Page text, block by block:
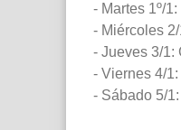
- Martes 1º/
- Miércoles
- Jueves 3/1:
- Viernes 4/
- Sábado 5/